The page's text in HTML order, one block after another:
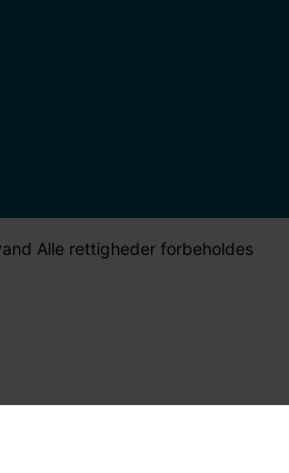
Alle rettigheder forbeholdes